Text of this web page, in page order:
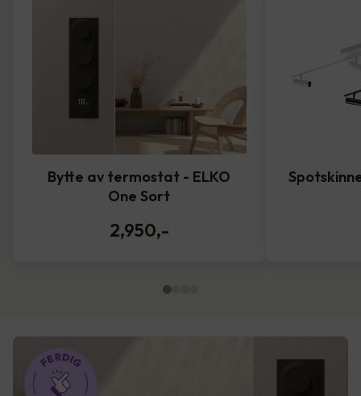
Bytte av termostat - ELKO
One Sort
2,950,-